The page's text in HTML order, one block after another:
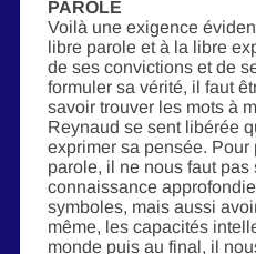
PAROLE
Voilà une exigence
libre parole et à la libre
de ses convictions et de
formuler sa vérité, il faut
savoir trouver les mots à
Reynaud se sent libérée
exprimer sa pensée.
parole, il ne nous faut pas
connaissance
symboles, mais aussi
même, les capacités
monde puis au final, il